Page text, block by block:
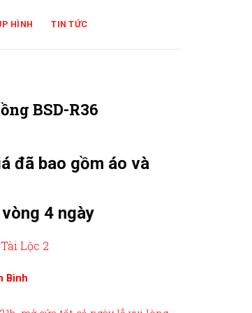
HÌNH TIN TỨC
BSD-R36
đã bao gồm áo và
4 ngày
Lộc 2
Bình